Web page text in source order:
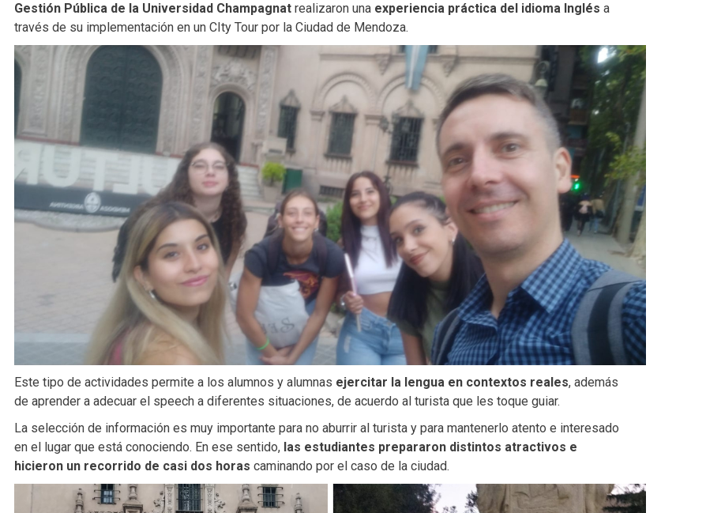
Gestión Pública de la Universidad Champagnatrealizaron una experiencia práctica del idioma Inglés a
través de su implementación en un CIty Tour por la Ciudad de Mendoza.
Este tipo de actividades permite a los alumnos y alumnas ejercitar la lengua en contextos reales, además
de aprender a adecuar el speech a diferentes situaciones, de acuerdo al turista que les toque guiar.
La selección de información es muy importante para no aburrir al turista y para mantenerlo atento e interesado
en el lugar que está conociendo. En ese sentido, las estudiantes prepararon distintos atractivos e
hicieron un recorrido de casi dos horas caminando por el caso de la ciudad.